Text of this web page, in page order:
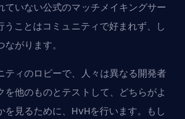
ていない公式のマッチメイキングサー
うことはコミュニティで好まれず、し
がります。
ティのロビーで、人々は異なる開発者
を他のものとテストして、どちらがよ
を見るために、HvHを行います。もし